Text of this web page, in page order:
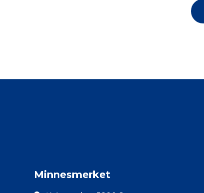
Minnesmerket